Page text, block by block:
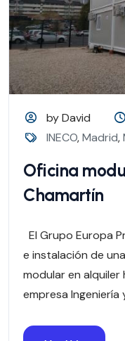
by David
INECO,Madrid,
Oficina
Chamartín
El Grupo Europa
e instalación de
modular en
empresa Ingeniería